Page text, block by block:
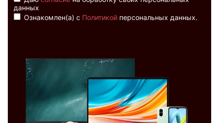
данных
Ознакомлен(а) с Политикой персональных данных.